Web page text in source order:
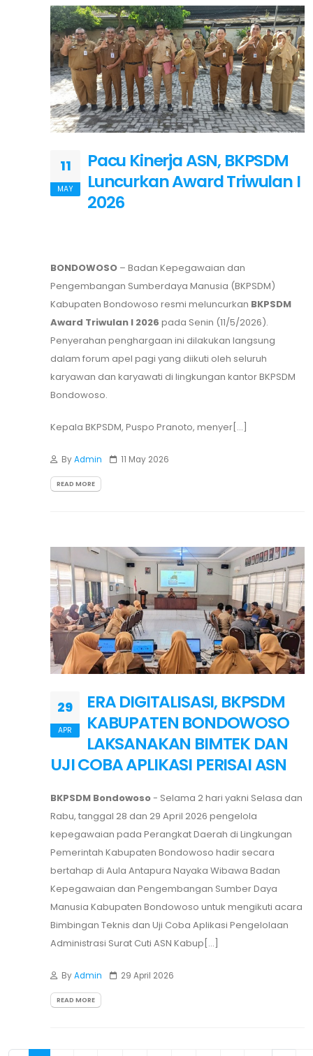
11
MAY
Pacu Kinerja ASN, BKPSDM
Luncurkan Award Triwulan I
2026
BONDOWOSO – Badan Kepegawaian dan
Pengembangan Sumberdaya Manusia (BKPSDM)
Kabupaten Bondowoso resmi meluncurkan BKPSDM
Award Triwulan I 2026 pada Senin (11/5/2026).
Penyerahan penghargaan ini dilakukan langsung
dalam forum apel pagi yang diikuti oleh seluruh
karyawan dan karyawati di lingkungan kantor BKPSDM
Bondowoso.
Kepala BKPSDM, Puspo Pranoto, menyer[...]
ByAdmin 11 May 2026
READ MORE
29
APR
ERA DIGITALISASI, BKPSDM
KABUPATEN BONDOWOSO
LAKSANAKAN BIMTEK DAN
UJI COBA APLIKASI PERISAI ASN
BKPSDM Bondowoso- Selama 2 hari yakni Selasa dan
Rabu, tanggal 28 dan 29 April 2026 pengelola
kepegawaian pada Perangkat Daerah di Lingkungan
Pemerintah Kabupaten Bondowoso hadir secara
bertahap di Aula Antapura Nayaka Wibawa Badan
Kepegawaian dan Pengembangan Sumber Daya
Manusia Kabupaten Bondowoso untuk mengikuti acara
Bimbingan Teknis dan Uji Coba Aplikasi Pengelolaan
Administrasi Surat Cuti ASN Kabup[...]
ByAdmin 29 April 2026
READ MORE